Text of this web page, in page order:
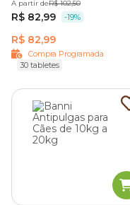
A partir deR$ 102,50
R$ 82,99 -19%
R$ 82,99
Compra Programada
30 tabletes